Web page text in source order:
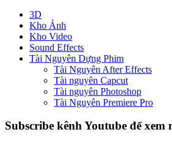
3D
Kho Ảnh
Kho Video
Sound Effects
Tài Nguyên Dựng Phim
Tài Nguyên After Effects
Tài nguyên Capcut
Tài nguyên Photoshop
Tài Nguyên Premiere Pro
Subscribe kênh Youtube để xem